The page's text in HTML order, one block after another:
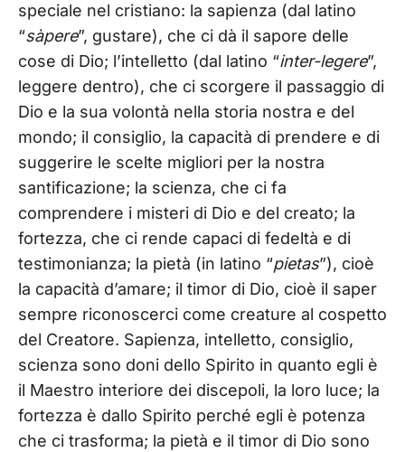
speciale nel cristiano: la sapienza (dal latino
“sàpere”, gustare), che ci dà il sapore delle
cose di Dio; l’intelletto (dal latino “inter-legere”,
leggere dentro), che ci scorgere il passaggio di
Dio e la sua volontà nella storia nostra e del
mondo; il consiglio, la capacità di prendere e di
suggerire le scelte migliori per la nostra
santificazione; la scienza, che ci fa
comprendere i misteri di Dio e del creato; la
fortezza, che ci rende capaci di fedeltà e di
testimonianza; la pietà (in latino “pietas”), cioè
la capacità d’amare; il timor di Dio, cioè il saper
sempre riconoscerci come creature al cospetto
del Creatore. Sapienza, intelletto, consiglio,
scienza sono doni dello Spirito in quanto egli è
il Maestro interiore dei discepoli, la loro luce; la
fortezza è dallo Spirito perché egli è potenza
che ci trasforma; la pietà e il timor di Dio sono